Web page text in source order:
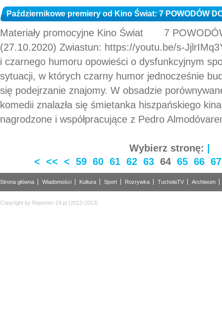
Październikowe premiery od Kino Świat: 7 POWODÓW
Materiały promocyjne Kino Świat 7
(27.10.2020) Zwiastun: https://youtu.be/s-
i czarnego humoru opowieści o dysfunkcyjnym
sytuacji, w których czarny humor jednocześnie
się podejrzanie znajomy. W obsadzie
komedii znalazła się śmietanka hiszpańskiego
nagrodzone i współpracujące z Pedro
Wybierz stronę: |
< << < 59 60 61 62 63 64 65 66 67
Strona główna Wiadomości Kultura Sport Rozrywka TucholaTV Archiwum
Copyright by Reporter-24.pl (2012-2013)